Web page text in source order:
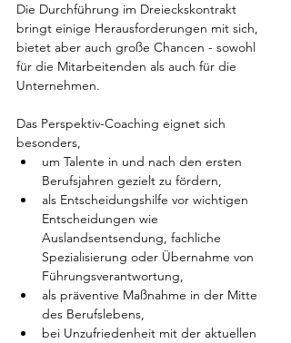
Die Durchführung im Dreieckskontrakt
bringt einige Herausforderungen mit sich,
bietet aber auch große Chancen - sowohl
für die Mitarbeitenden als auch für die
Unternehmen.
Das Perspektiv-Coaching eignet sich
besonders,
um Talente in und nach den ersten
Berufsjahren gezielt zu fördern,
als Entscheidungshilfe vor wichtigen
Entscheidungen wie
Auslandsentsendung, fachliche
Spezialisierung oder Übernahme von
Führungsverantwortung,
als präventive Maßnahme in der Mitte
des Berufslebens,
bei Unzufriedenheit mit der aktuellen